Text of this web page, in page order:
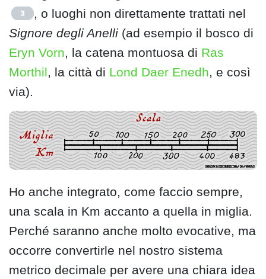
3
, o luoghi non direttamente trattati nel
Signore degli Anelli (ad esempio il bosco di
Eryn Vorn, la catena montuosa di Ras
Morthil, la città di Lond Daer Enedh, e così
via).
Ho anche integrato, come faccio sempre,
una scala in Km accanto a quella in miglia.
Perché saranno anche molto evocative, ma
occorre convertirle nel nostro sistema
metrico decimale per avere una chiara idea